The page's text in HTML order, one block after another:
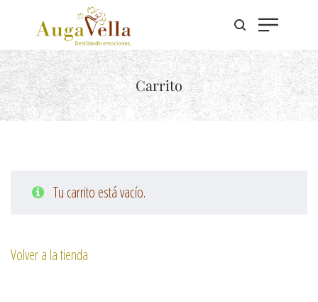
Carrito
Tu carrito está vacío.
Volver a la tienda